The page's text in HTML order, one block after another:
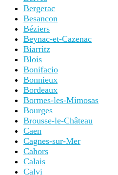
Bergerac
Besancon
Béziers
Beynac-et-Cazenac
Biarritz
Blois
Bonifacio
Bonnieux
Bordeaux
Bormes-les-Mimosas
Bourges
Brousse-le-Château
Caen
Cagnes-sur-Mer
Cahors
Calais
Calvi